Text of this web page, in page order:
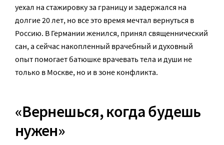
уехал на стажировку за границу и задержался на
долгие 20 лет, но все это время мечтал вернуться в
Россию. В Германии женился, принял священнический
сан, а сейчас накопленный врачебный и духовный
опыт помогает батюшке врачевать тела и души не
только в Москве, но и в зоне конфликта.
«Вернешься, когда будешь
нужен»